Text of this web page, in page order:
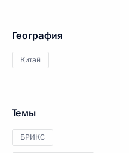
География
Китай
Темы
БРИКС